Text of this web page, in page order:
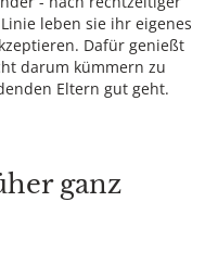
leben sie ihr eigenes
Dafür genießt
darum kümmern zu
Eltern gut geht.
ganz